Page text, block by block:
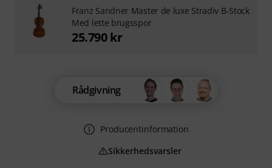
Rådgivning
Producentinformation
Sikkerhedsvarsler
Franz Sandner Master de luxe Stradiv B-Stock
Med lette brugsspor
25.790 kr